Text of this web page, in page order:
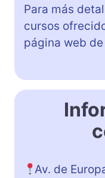
Para más
cursos
página web
Av. de